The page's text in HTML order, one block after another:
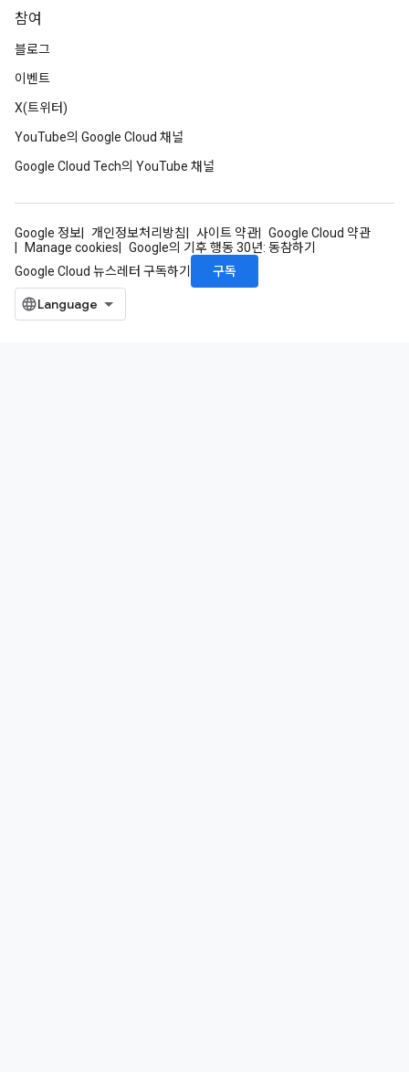
참여
블로그
이벤트
X(트위터)
YouTube의 Google Cloud 채널
Google Cloud Tech의 YouTube 채널
Google 정보 개인정보처리방침 사이트 약관
Google Cloud 약관
Manage cookies
Google의 기후 행동 30년: 동참하기
Google Cloud 뉴스레터 구독하기
구독